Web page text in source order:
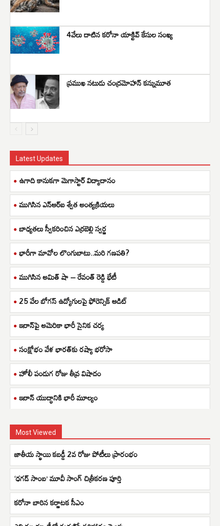
4వేలు దాటిన కరోనా యాక్టివ్ కేసుల సంఖ్య
ప్రముఖ నటుడు చంద్రమోహన్‌ కన్నుమూత
Latest Updates
ఉగాది కానుకగా మెగాస్టార్ విద్యాదానం
ముగిసిన ఎన్ఆర్ఐ శ్వేత అంత్యక్రియలు
బాధ్యతలు స్వీకరించిన ఎర్రబెల్లి స్వర్ణ
భారీగా మావోల లొంగుబాటు..మరి గణపతి?
ముగిసిన అమిత్ షా – రేవంత్ రెడ్డి భేటీ
25 వేల బోగస్ ఉద్యోగులపై ఫోరెన్సిక్ ఆడిట్
ఇరాన్‌పై అమెరికా భారీ సైనిక చర్య
సంక్షోభం వేళ భారత్‌కు రష్యా భరోసా
హోలీ పండుగ రోజు తీవ్ర విషాదం
ఇరాన్ యుద్ధానికి భారీ మూల్యం
Most Viewed
జాతీయ స్థాయి కబడ్డీ 2వ రోజు పోటీలు ప్రారంభం
‘ధగడ్ సాంబ’ మూవీ సాంగ్ చిత్రీకరణ పూర్తి
కరోనా బారిన కర్ణాటక సీఎం